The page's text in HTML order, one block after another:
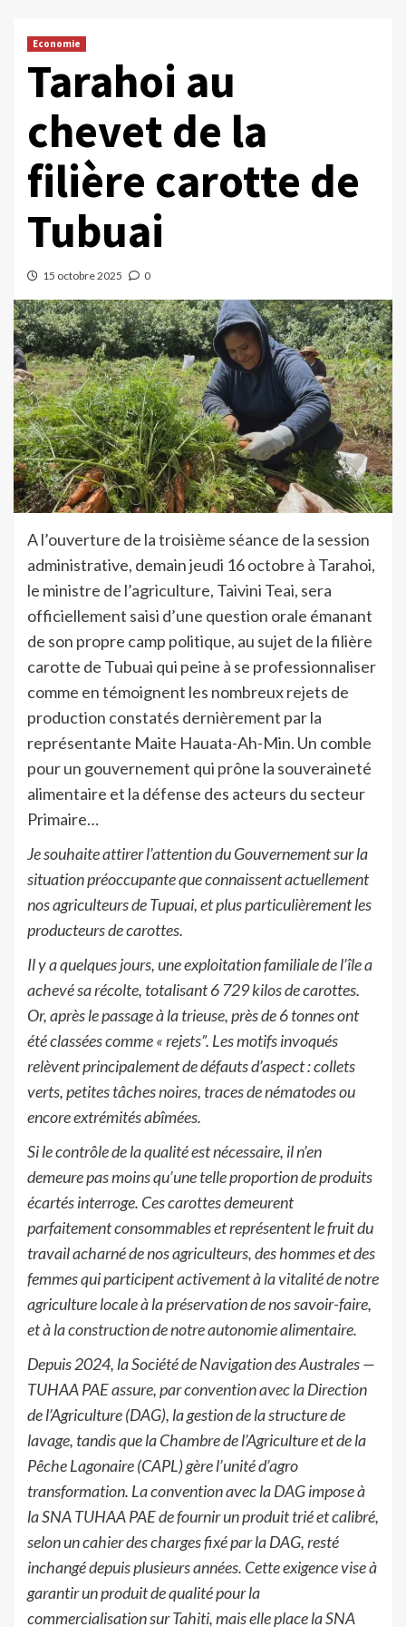
Economie
Tarahoi au
chevet de la
filière carotte de
Tubuai
15 octobre 2025 0
A l’ouverture de la troisième séance de la session
administrative, demain jeudi 16 octobre à Tarahoi,
le ministre de l’agriculture, Taivini Teai, sera
officiellement saisi d’une question orale émanant
de son propre camp politique, au sujet de la filière
carotte de Tubuai qui peine à se professionnaliser
comme en témoignent les nombreux rejets de
production constatés dernièrement par la
représentante Maite Hauata-Ah-Min. Un comble
pour un gouvernement qui prône la souveraineté
alimentaire et la défense des acteurs du secteur
Primaire…
Je souhaite attirer l’attention du Gouvernement sur la
situation préoccupante que connaissent actuellement
nos agriculteurs de Tupuai, et plus particulièrement les
producteurs de carottes.
Il y a quelques jours, une exploitation familiale de l’île a
achevé sa récolte, totalisant 6 729 kilos de carottes.
Or, après le passage à la trieuse, près de 6 tonnes ont
été classées comme « rejets”. Les motifs invoqués
relèvent principalement de défauts d’aspect : collets
verts, petites tâches noires, traces de nématodes ou
encore extrémités abîmées.
Si le contrôle de la qualité est nécessaire, il n’en
demeure pas moins qu’une telle proportion de produits
écartés interroge. Ces carottes demeurent
parfaitement consommables et représentent le fruit du
travail acharné de nos agriculteurs, des hommes et des
femmes qui participent activement à la vitalité de notre
agriculture locale à la préservation de nos savoir-faire,
et à la construction de notre autonomie alimentaire.
Depuis 2024, la Société de Navigation des Australes —
TUHAA PAE assure, par convention avec la Direction
de l’Agriculture (DAG), la gestion de la structure de
lavage, tandis que la Chambre de l’Agriculture et de la
Pêche Lagonaire (CAPL) gère l’unité d’agro
transformation. La convention avec la DAG impose à
la SNA TUHAA PAE de fournir un produit trié et calibré,
selon un cahier des charges fixé par la DAG, resté
inchangé depuis plusieurs années. Cette exigence vise à
garantir un produit de qualité pour la
commercialisation sur Tahiti, mais elle place la SNA